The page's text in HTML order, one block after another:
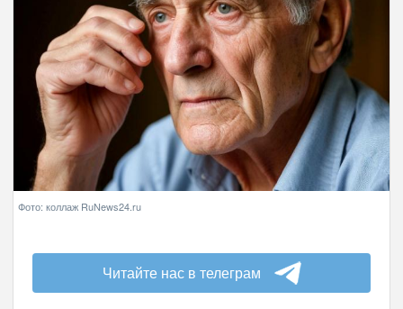
Фото: коллаж RuNews24.ru
Читайте нас в телеграм